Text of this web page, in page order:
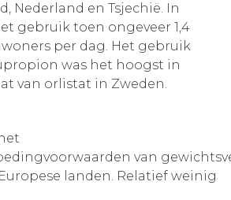
Nederland en Tsjechië. In
gebruik toen ongeveer 1,4
per dag. Het gebruik
was het hoogst in
van orlistat in Zweden.
van
landen. Relatief weinig